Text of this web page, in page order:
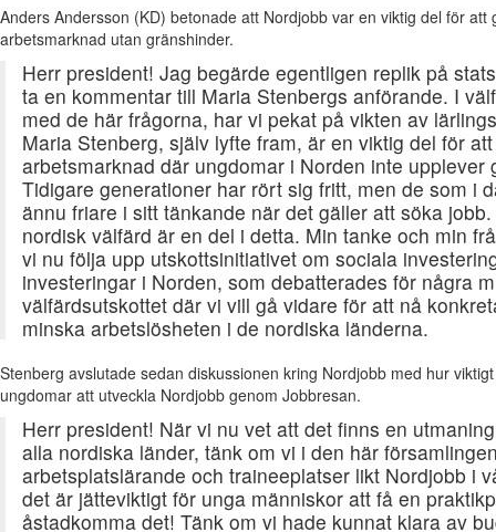
Anders Andersson (KD) betonade att Nordjobb var en viktig del för
arbetsmarknad utan gränshinder.
Herr president! Jag begärde egentligen replik på
ta en kommentar till Maria Stenbergs anförande. I
med de här frågorna, har vi pekat på vikten av
Maria Stenberg, själv lyfte fram, är en viktig del för
arbetsmarknad där ungdomar i Norden inte upplever
Tidigare generationer har rört sig fritt, men de som i
ännu friare i sitt tänkande när det gäller att söka
nordisk välfärd är en del i detta. Min tanke och min
vi nu följa upp utskottsinitiativet om sociala
investeringar i Norden, som debatterades för några
välfärdsutskottet där vi vill gå vidare för att nå
minska arbetslösheten i de nordiska länderna.
Stenberg avslutade sedan diskussionen kring Nordjobb med hur
ungdomar att utveckla Nordjobb genom Jobbresan.
Herr president! När vi nu vet att det finns en
alla nordiska länder, tänk om vi i den här
arbetsplatslärande och traineeplatser likt Nordjobb i
det är jätteviktigt för unga människor att få en
åstadkomma det! Tänk om vi hade kunnat klara av